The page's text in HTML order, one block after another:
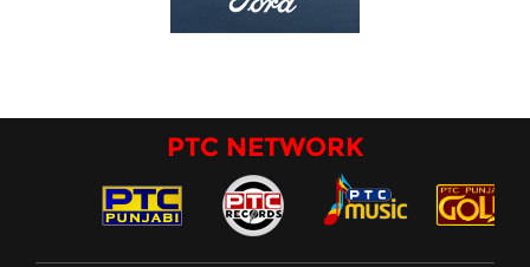
PTC NETWORK